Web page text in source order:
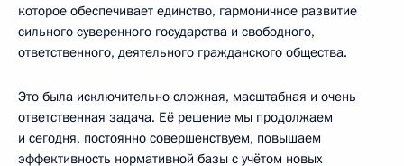
которое обеспечивает единство, гармоничное развитие
сильного суверенного государства и свободного,
ответственного, деятельного гражданского общества.
Это была исключительно сложная, масштабная и очень
ответственная задача. Её решение мы продолжаем
и сегодня, постоянно совершенствуем, повышаем
эффективность нормативной базы с учётом новых